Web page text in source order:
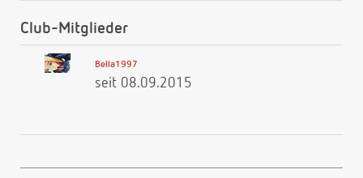
Club-Mitglieder
Bella1997
seit 08.09.2015